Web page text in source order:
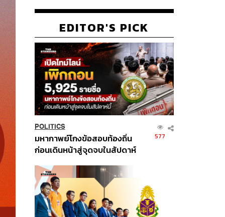
EDITOR'S PICK
POLITICS
มหากาพย์โกงข้อสอบท้องถิ่น
ก่อนเดินหน้าสู่จุดจบในสัปดาห์
577